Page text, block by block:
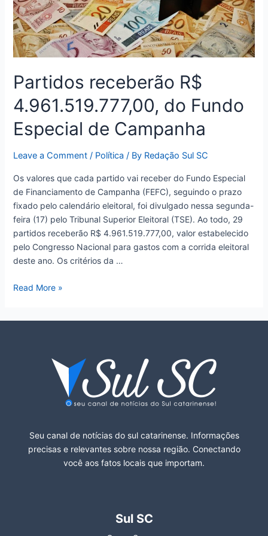
Partidos receberão R$
4.961.519.777,00, do Fundo
Especial de Campanha
Leave a Comment / Política / By Redação Sul SC
Os valores que cada partido vai receber do Fundo Especial
de Financiamento de Campanha (FEFC), seguindo o prazo
fixado pelo calendário eleitoral, foi divulgado nessa segunda-
feira (17) pelo Tribunal Superior Eleitoral (TSE). Ao todo, 29
partidos receberão R$ 4.961.519.777,00, valor estabelecido
pelo Congresso Nacional para gastos com a corrida eleitoral
deste ano. Os critérios da …
Especial
de
Campanha
Read More »
Seu canal de notícias do sul catarinense. Informações
precisas e relevantes sobre nossa região. Conectando
você aos fatos locais que importam.
Sul SC